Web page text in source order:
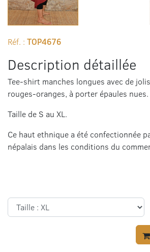
Réf. : TOP4676
Description détaillée
Tee-shirt manches longues avec de
rouges-oranges, à porter épaules nues.
Taille de S au XL.
Ce haut ethnique a été confectionnée
népalais dans les conditions du